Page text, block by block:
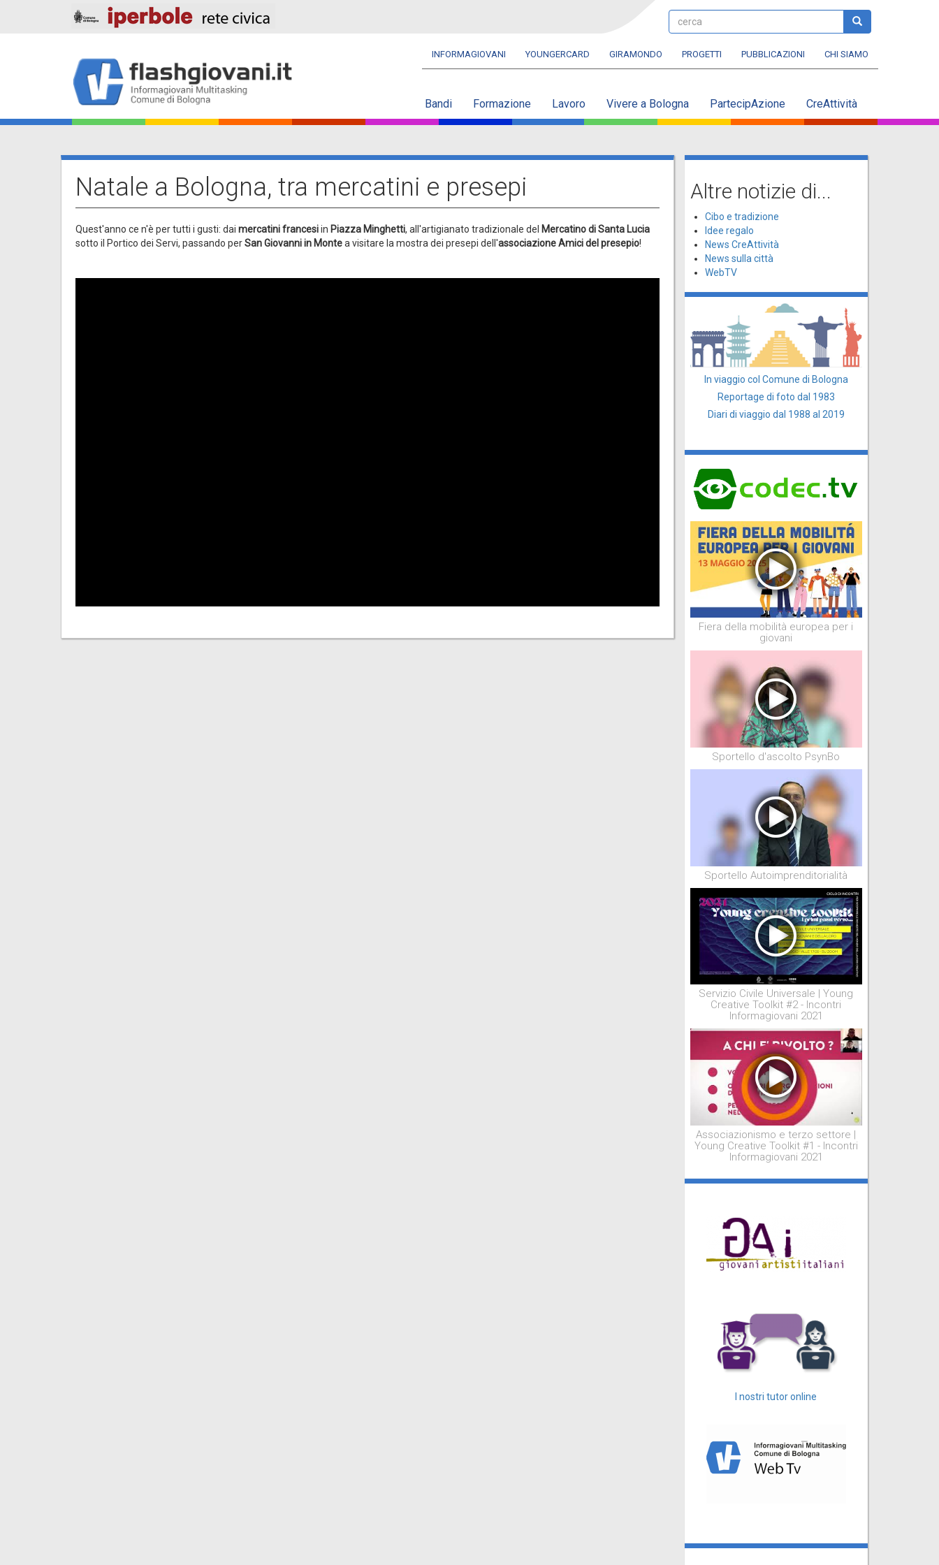
cerca cerca
Navbar
INFORMAGIOVANI YOUNGERCARD GIRAMONDO PROGETTI PUBBLICAZIONI CHI SIAMO
Main
navigation
Bandi Formazione Lavoro Vivere a Bologna PartecipAzione CreAttività
Natale a Bologna, tra mercatini e presepi
Quest'anno ce n'è per tutti i gusti: dai mercatini francesiin Piazza Minghetti, all'artigianato tradizionale del Mercatino di Santa Lucia
sotto il Portico dei Servi, passando perSan Giovanni in Montea visitare la mostra dei presepi dell'associazione Amici del presepio!
Altre notizie di...
Cibo e tradizione
Idee regalo
News CreAttività
News sulla città
WebTV
In viaggio col Comune di Bologna
Reportage di foto dal 1983
Diari di viaggio dal 1988 al 2019
Fiera della mobilità europea per i
giovani
Sportello d'ascolto PsynBo
Sportello Autoimprenditorialità
Servizio Civile Universale | Young
Creative Toolkit #2 - Incontri
Informagiovani 2021
Associazionismo e terzo settore |
Young Creative Toolkit #1 - Incontri
Informagiovani 2021
I nostri tutor online